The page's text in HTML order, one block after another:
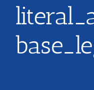
VIALMIN
PRODUCTOS